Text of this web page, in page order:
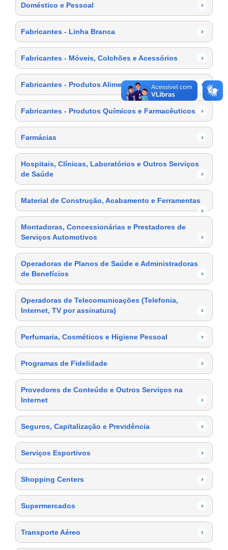
Doméstico e Pessoal
›
Fabricantes - Linha Branca ›
Fabricantes - Móveis, Colchões e Acessórios ›
Fabricantes - Produtos Alimentícios ›
Fabricantes - Produtos Químicos e Farmacêuticos ›
Farmácias ›
Hospitais, Clínicas, Laboratórios e Outros Serviços
de Saúde
›
Material de Construção, Acabamento e Ferramentas
›
Montadoras, Concessionárias e Prestadores de
Serviços Automotivos
›
Operadoras de Planos de Saúde e Administradoras
de Benefícios
›
Operadoras de Telecomunicações (Telefonia,
Internet, TV por assinatura)
›
Perfumaria, Cosméticos e Higiene Pessoal ›
Programas de Fidelidade ›
Provedores de Conteúdo e Outros Serviços na
Internet
›
Seguros, Capitalização e Previdência ›
Serviços Esportivos ›
Shopping Centers ›
Supermercados ›
Transporte Aéreo ›